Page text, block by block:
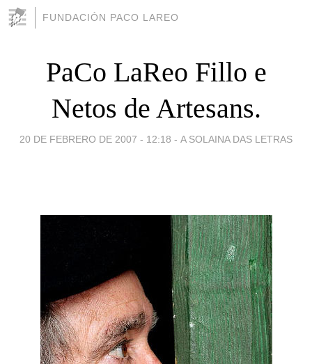
FUNDACIÓN PACO LAREO
PaCo LaReo Fillo e
Netos de Artesans.
20 DE FEBRERO DE 2007 - 12:18 - A SOLAINA DAS LETRAS